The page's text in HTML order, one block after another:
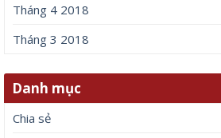
Tháng 4 2018
Tháng 3 2018
Danh mục
Chia sẻ